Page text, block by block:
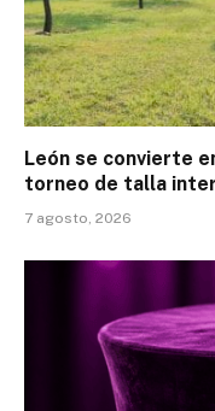
León se convierte
torneo de talla
7 agosto, 2026